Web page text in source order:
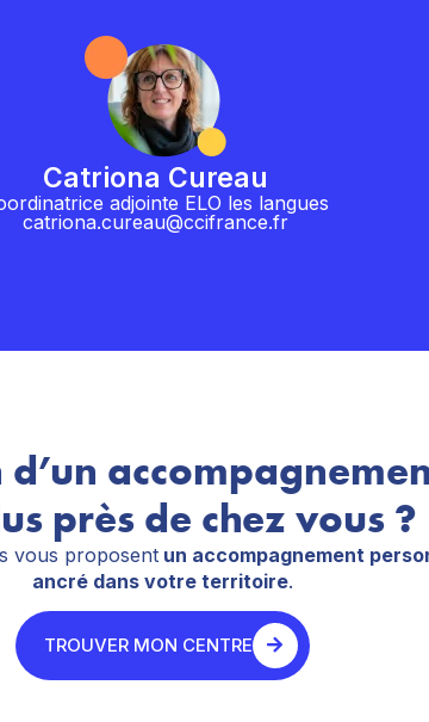
Catriona Cureau
adjointe ELO les langues
catriona.cureau@ccifrance.fr
d’un
près de chez vous ?
vous proposentun accompagnement
ancré dans votre territoire.
TROUVER MON CENTRE